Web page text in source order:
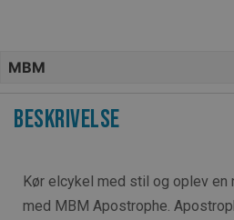
MBM
Beskrivelse
Kør elcykel med stil og oplev en
med MBM Apostrophe.